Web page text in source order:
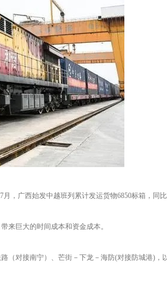
，广西始发中越班列累计发运货物6850标箱，同
来巨大的时间成本和资金成本。
（对接南宁）、芒街－下龙－海防(对接防城港)，